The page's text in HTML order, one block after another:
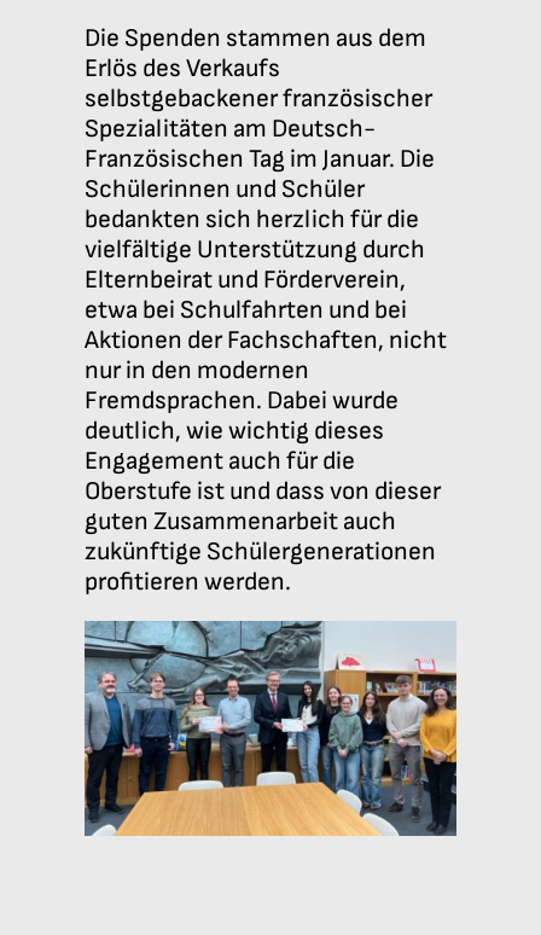
Die Spenden stammen aus dem
Erlös des Verkaufs
selbstgebackener französischer
Spezialitäten am Deutsch-
Französischen Tag im Januar. Die
Schülerinnen und Schüler
bedankten sich herzlich für die
vielfältige Unterstützung durch
Elternbeirat und Förderverein,
etwa bei Schulfahrten und bei
Aktionen der Fachschaften, nicht
nur in den modernen
Fremdsprachen. Dabei wurde
deutlich, wie wichtig dieses
Engagement auch für die
Oberstufe ist und dass von dieser
guten Zusammenarbeit auch
zukünftige Schülergenerationen
profitieren werden.